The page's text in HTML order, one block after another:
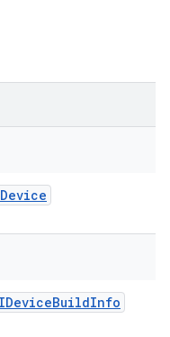
Device
IDeviceBuildInfo